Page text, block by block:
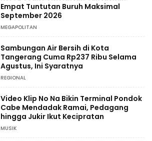
Empat Tuntutan Buruh Maksimal
September 2026
MEGAPOLITAN
Sambungan Air Bersih di Kota
Tangerang Cuma Rp237 Ribu Selama
Agustus, Ini Syaratnya
REGIONAL
Video Klip No Na Bikin Terminal Pondok
Cabe Mendadak Ramai, Pedagang
hingga Jukir Ikut Kecipratan
MUSIK